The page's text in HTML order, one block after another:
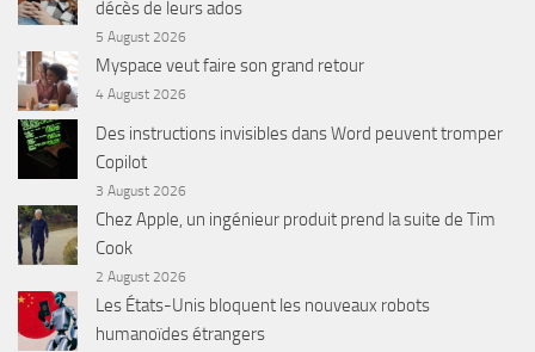
décès de leurs ados
5 August 2026
Myspace veut faire son grand retour
4 August 2026
Des instructions invisibles dans Word peuvent tromper
Copilot
3 August 2026
Chez Apple, un ingénieur produit prend la suite de Tim
Cook
2 August 2026
Les États-Unis bloquent les nouveaux robots
humanoïdes étrangers